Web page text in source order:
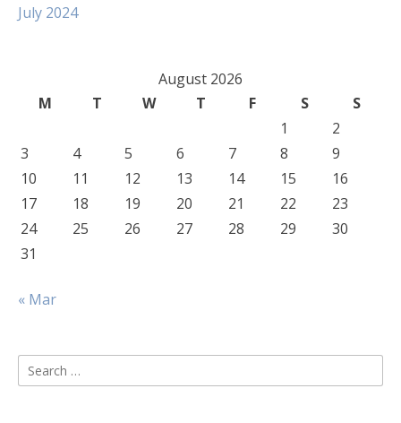
July 2024
August 2026
M
T W T F S
S
1
2
3
4 5 6 7 8
9
10
11 12 13 14 15
16
17
18 19 20 21 22
23
24
25 26 27 28 29
30
31
« Mar
Search
for: